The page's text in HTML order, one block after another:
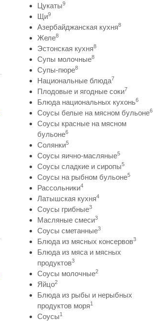
Цукаты9
Щи9
Азербайджанская кухня8
Желе8
Эстонская кухня8
Супы молочные8
Супы-пюре8
Национальные блюда7
Плодовые и ягодные соки7
Блюда национальных кухонь6
Соусы белые на мясном бульоне6
Соусы красные на мясном
бульоне6
Солянки5
Соусы яично-масляные5
Соусы сладкие и сиропы5
Соусы на рыбном бульоне5
Рассольники4
Латышская кухня4
Соусы грибные3
Масляные смеси3
Соусы сметанные3
Блюда из мясных консервов3
Блюда из мяса и мясных
продуктов3
Соусы молочные2
Яйцо2
Блюда из рыбы и нерыбных
продуктов моря1
Соусы1